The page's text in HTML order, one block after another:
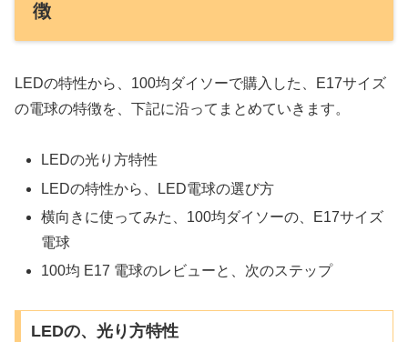
徴
LEDの特性から、100均ダイソーで購入した、E17サイズ
の電球の特徴を、下記に沿ってまとめていきます。
LEDの光り方特性
LEDの特性から、LED電球の選び方
横向きに使ってみた、100均ダイソーの、E17サイズ
電球
100均 E17 電球のレビューと、次のステップ
LEDの、光り方特性